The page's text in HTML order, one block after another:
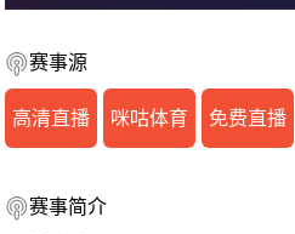
赛事源
高清直播 咪咕体育 免费直播
赛事简介